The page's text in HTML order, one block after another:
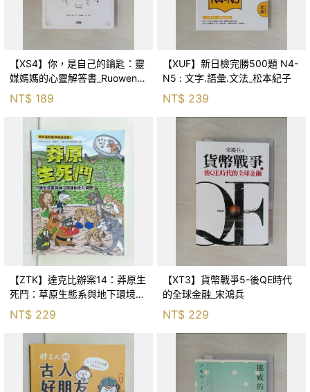
【XS4】你，是自己的鑰匙：靈
媒媽媽的心靈解答書_Ruowen
Huang
NT$ 189
【XUF】新日檢完勝500題 N4-
N5 : 文字.語彙.文法_松本紀子
NT$ 239
【ZTK】達克比辦案14：莽原生
死鬥：草原生態系與地下環境的
生存適應_柯智元
NT$ 229
【XT3】貨幣戰爭5-後QE時代
的全球金融_宋鴻兵
NT$ 229